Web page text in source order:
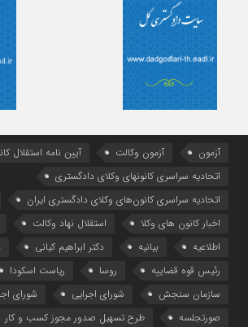
آزمون آزمون وکالت
آیین ‌نامه استقلال
اتحادیه سراسری کانونهای وکلای دادگستری
اتحادیه سراسری کانون‌های وکلای دادگستری ایران
اخبار کانون های وکلا
استقلال نهاد وکالت
اطلاعیه
بیانیه دکتر ابراهیم کیانی
رئیس قوه قضاییه
روسا
ریاست اسکودا
سازمان سنجش
شورای اجرایی
شورای
صورتجلسه
طرح تسهیل صدور مجوز کسب و کار